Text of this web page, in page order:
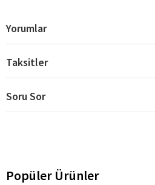
Yorumlar
Taksitler
Soru Sor
Popüler Ürünler